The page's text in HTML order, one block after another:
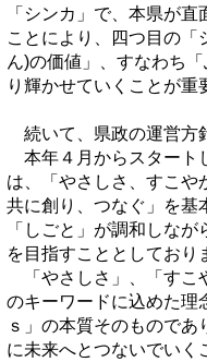
「シンカ」で、本県が
ことにより、四つ目の「
ん)の価値」、すなわち
り輝かせていくことが重
続いて、県政の運営方
本年４月からスタート
は、「やさしさ、すこや
共に創り、つなぐ」を基
「しごと」が調和しな
を目指すこととしており
「やさしさ」、「すこ
のキーワードに込めた理
ｓ」の本質そのもので
に未来へとつないでいく